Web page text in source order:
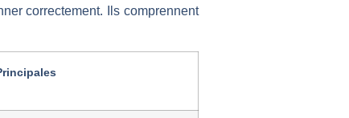
correctement. Ils comprennent